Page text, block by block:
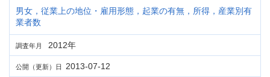
男女，従業上の地位・雇用形態，起業の有無，所得，産業別有
業者数
調査年月 2012年
公開（更新）日 2013-07-12